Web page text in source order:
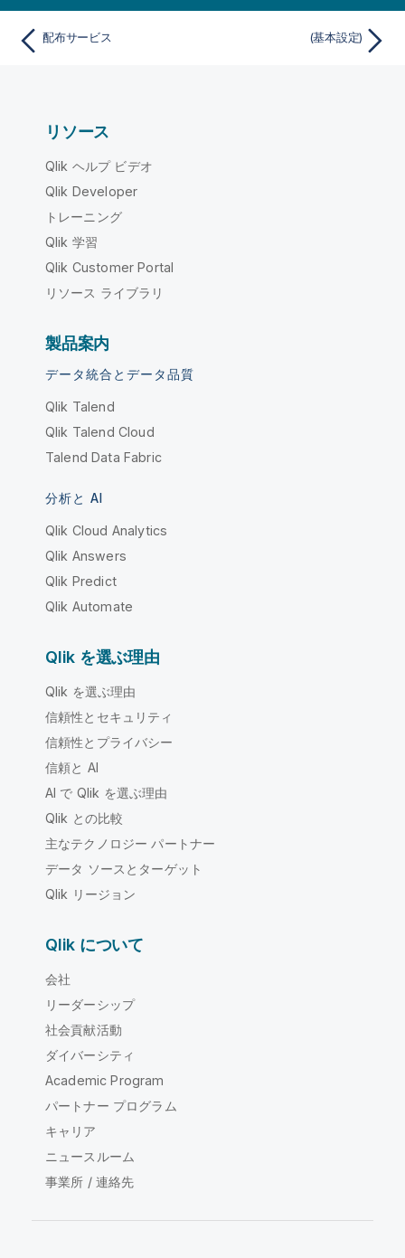
配布サービス (基本設定)
リソース
Qlik ヘルプ ビデオ
Qlik Developer
トレーニング
Qlik 学習
Qlik Customer Portal
リソース ライブラリ
製品案内
データ統合とデータ品質
Qlik Talend
Qlik Talend Cloud
Talend Data Fabric
分析と AI
Qlik Cloud Analytics
Qlik Answers
Qlik Predict
Qlik Automate
Qlik を選ぶ理由
Qlik を選ぶ理由
信頼性とセキュリティ
信頼性とプライバシー
信頼と AI
AI で Qlik を選ぶ理由
Qlik との比較
主なテクノロジー パートナー
データ ソースとターゲット
Qlik リージョン
Qlik について
会社
リーダーシップ
社会貢献活動
ダイバーシティ
Academic Program
パートナー プログラム
キャリア
ニュースルーム
事業所 / 連絡先